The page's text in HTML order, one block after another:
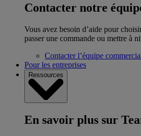
Contacter notre
Vous avez besoin d’aide pour
passer une commande ou mettre à
Contacter l’équipe
Pour les entreprises
Ressources
En savoir plus sur